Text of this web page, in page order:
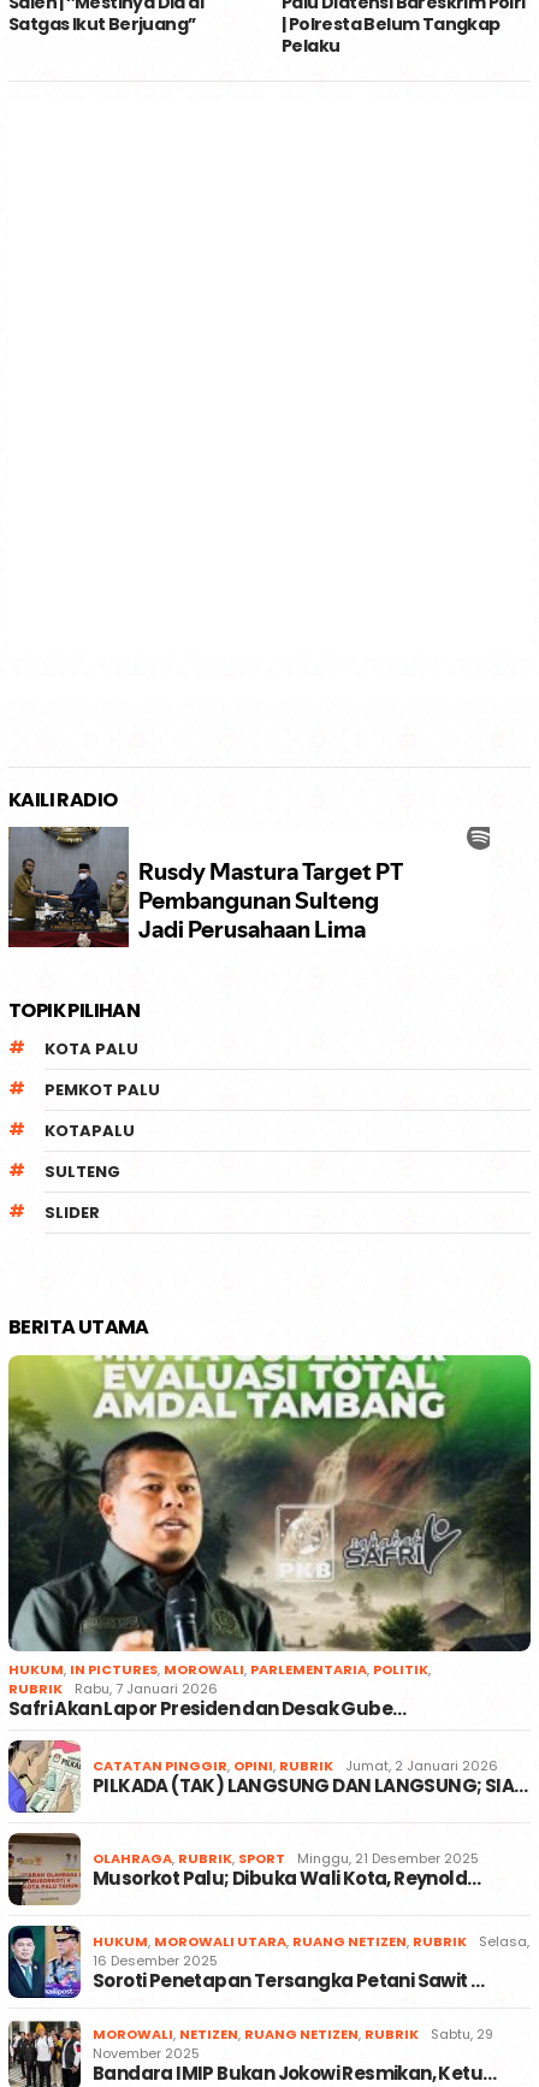
Satgas Ikut Berjuang’’
| Polresta Belum Tangkap
Pelaku
KAILI RADIO
TOPIK PILIHAN
KOTA PALU
PEMKOT PALU
KOTAPALU
SULTENG
SLIDER
BERITA UTAMA
HUKUM, IN PICTURES, MOROWALI, PARLEMENTARIA, POLITIK,
RUBRIK
Rabu, 7 Januari 2026
Safri Akan Lapor Presiden dan Desak Gube…
CATATAN PINGGIR, OPINI, RUBRIK Jumat, 2 Januari 2026
PILKADA (TAK) LANGSUNG DAN LANGSUNG; SIA…
OLAHRAGA, RUBRIK, SPORT Minggu, 21 Desember 2025
Musorkot Palu; Dibuka Wali Kota, Reynold…
HUKUM, MOROWALI UTARA, RUANG NETIZEN, RUBRIK
Selasa,
16 Desember 2025
Soroti Penetapan Tersangka Petani Sawit …
MOROWALI, NETIZEN, RUANG NETIZEN, RUBRIK
Sabtu, 29
November 2025
Bandara IMIP Bukan Jokowi Resmikan, Ketu…